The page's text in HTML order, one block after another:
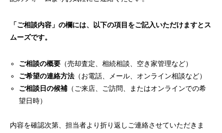
「ご相談内容」の欄には、以下の項目をご記入いただけますとス
ムーズです。
ご相談の概要 （売却査定、相続相談、空き家管理など）
ご希望の連絡方法 （お電話、メール、オンライン相談など）
ご相談日の候補 （ご来店、ご訪問、またはオンラインでの希
望日時）
内容を確認次第、担当者より折り返しご連絡させていただきま